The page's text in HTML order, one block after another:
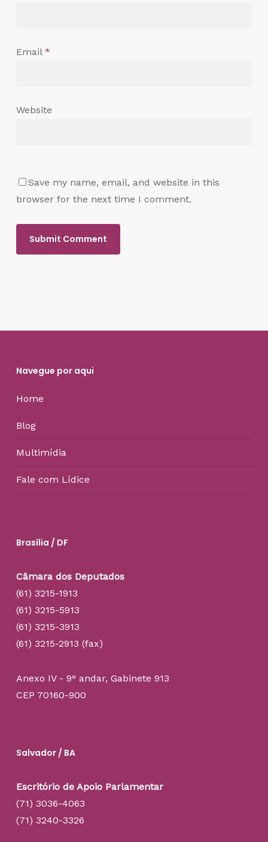
Email *
Website
Save my name, email, and website in this
browser for the next time I comment.
Navegue por aqui
Home
Blog
Multimídia
Fale com Lídice
Brasília / DF
Câmara dos Deputados
(61) 3215-1913
(61) 3215-5913
(61) 3215-3913
(61) 3215-2913 (fax)
Anexo IV - 9° andar, Gabinete 913
CEP 70160-900
Salvador / BA
Escritório de Apoio Parlamentar
(71) 3036-4063
(71) 3240-3326